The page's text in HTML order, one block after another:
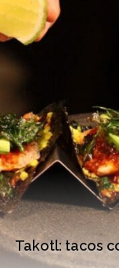
Takotl: tacos